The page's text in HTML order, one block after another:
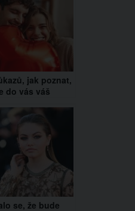
jak poznat,
do vás váš
se, že bude